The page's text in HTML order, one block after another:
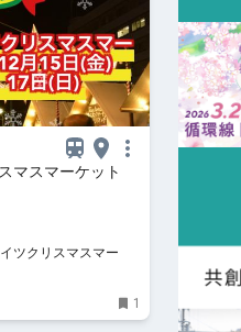
マスマーケット
ツクリスマスマーケ
1